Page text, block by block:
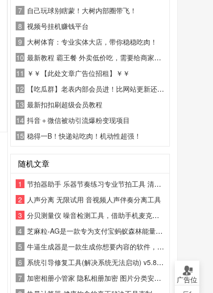
7 自己玩球别瞎蒙！大树内部圈带飞！
8 视频号挂机赚钱平台
9 大树体育：专业实体大店，带你稳稳吃肉！
10 最新教程 霸王餐 外卖低价吃，需要给商家好评
11 ￥￥【此处文章广告位招租】￥￥
12
【吃瓜群】老表内部会员进！比网站更新还精彩！
13 最新扣扣刷超级会员教程
14 抖音＋微信被动引流爆粉变现项目
15 稳得一B！快递站吃肉！机动性超强！
随机文章
1
节拍器助手 乐器节奏练习专业节拍工具 清除数据无限试用
2
人声分离 无限试用 音视频人声伴奏分离工具
3 分贝测量仪 噪音检测工具，借助手机麦克风实时测算环境分贝数值，直观展示噪音强弱
4 芝麻粒-AG是一款专为支付宝蚂蚁森林能量收集和蚂蚁庄园小鸡喂养设计的自动化辅助模块
5 牛逼生成器是一款生成你想要内容的软件，简洁无广，呆瓜操作
6 系统引导修复工具(解决系统无法启动) v5.8.0 中文绿色版
7 加密相册小管家 隐私相册加密 图片分类安全防护工具
广告位